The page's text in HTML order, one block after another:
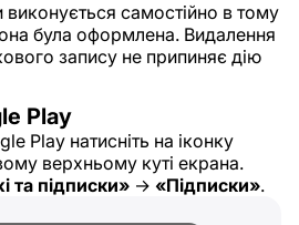
виконується самостійно в тому
була оформлена. Видалення
запису не припиняє дію
Play
Play натисніть на іконку
верхньому куті екрана.
та підписки» → «Підписки».